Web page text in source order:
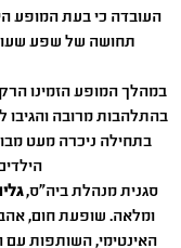
העובדה כי בעת המופע
תחושה של שפע
במהלך המופע הזמינו
בהתלהבות מרובה והגיבו
בתחילה ניכרה מעט
סגנית מנהלת ביה"ס,
ומלאה. שופעת חום,
האינטימי, השותפות עם